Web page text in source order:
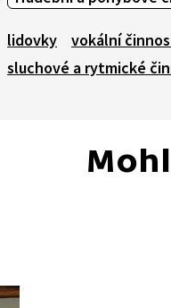
lidovky vokální
sluchové a rytmické